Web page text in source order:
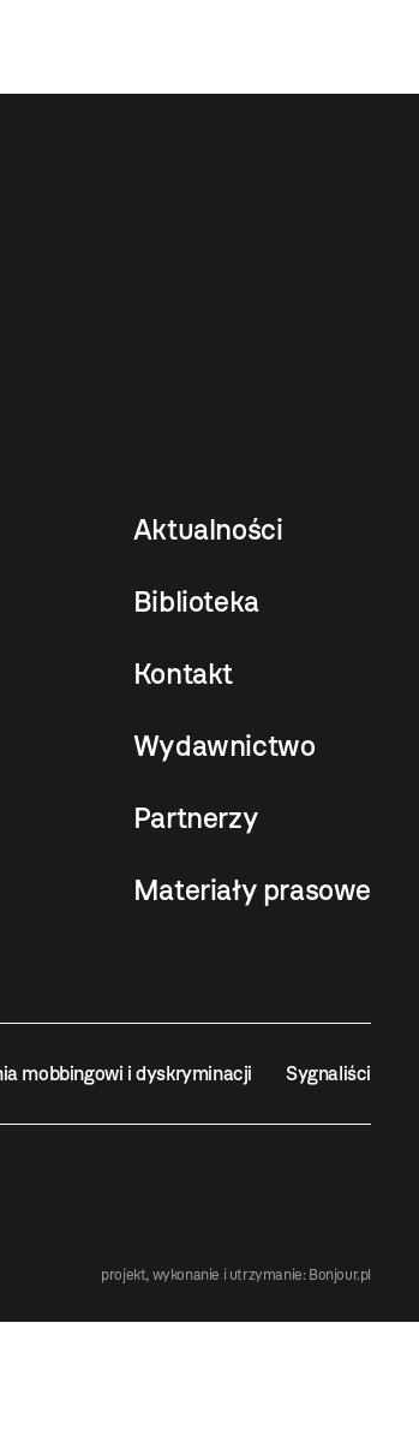
Aktualności
Biblioteka
Kontakt
Wydawnictwo
Partnerzy
Materiały prasowe
mobbingowi i dyskryminacji Sygnaliści
projekt, wykonanie i utrzymanie: Bonjour.pl